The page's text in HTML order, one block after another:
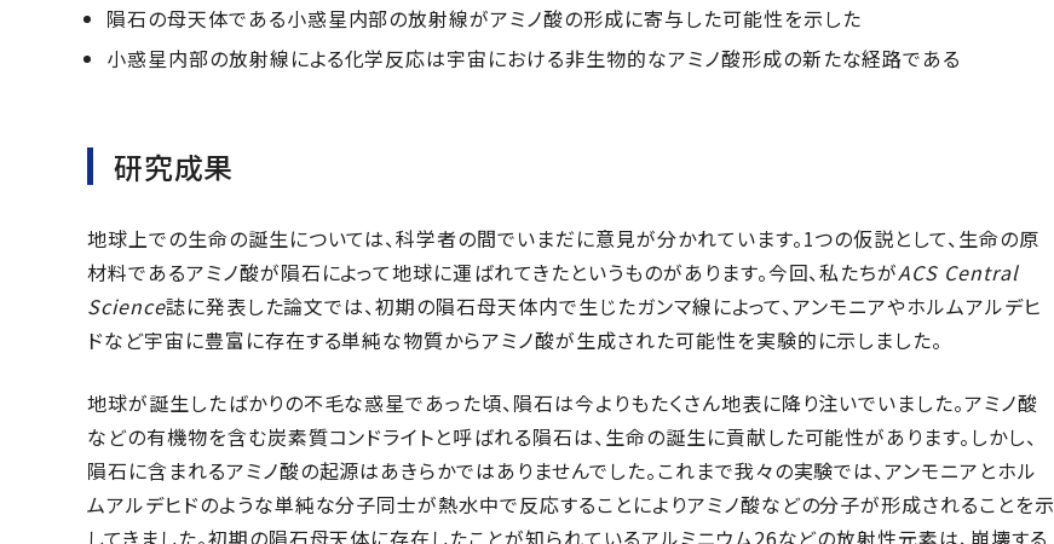
隕石の母天体である小惑星内部の放射線がアミノ酸の形成に寄与した可能性を示した
小惑星内部の放射線による化学反応は宇宙における非生物的なアミノ酸形成の新たな経路である
研究成果
地球上での生命の誕生については、科学者の間でいまだに意見が分かれています。1つの仮説として、生命の原
材料であるアミノ酸が隕石によって地球に運ばれてきたというものがあります。今回、私たちがACS Central
Science誌に発表した論文では、初期の隕石母天体内で生じたガンマ線によって、アンモニアやホルムアルデヒ
ドなど宇宙に豊富に存在する単純な物質からアミノ酸が生成された可能性を実験的に示しました。
地球が誕生したばかりの不毛な惑星であった頃、隕石は今よりもたくさん地表に降り注いでいました。アミノ酸
などの有機物を含む炭素質コンドライトと呼ばれる隕石は、生命の誕生に貢献した可能性があります。しかし、
隕石に含まれるアミノ酸の起源はあきらかではありませんでした。これまで我々の実験では、アンモニアとホル
ムアルデヒドのような単純な分子同士が熱水中で反応することによりアミノ酸などの分子が形成されることを示
してきました。初期の隕石母天体に存在したことが知られているアルミニウム26などの放射性元素は、崩壊する